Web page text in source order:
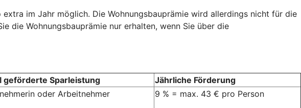
im Jahr möglich. Die Wohnungsbauprämie wird allerdings nicht für die
die Wohnungsbauprämie nur erhalten, wenn Sie über die
geförderte Sparleistung
Jährliche Förderung
oder Arbeitnehmer 9 % = max. 43 € pro Person